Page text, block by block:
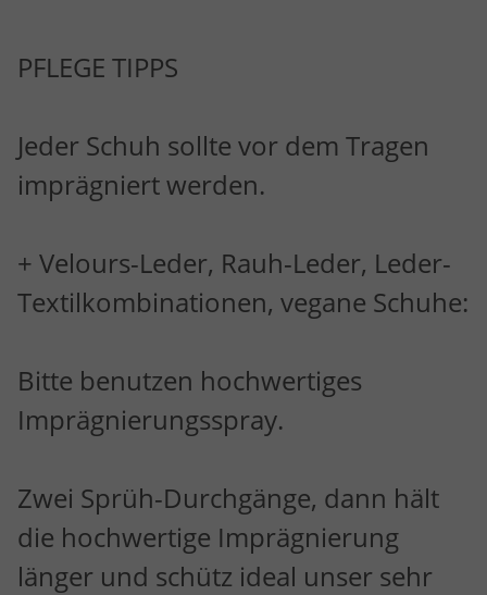
PFLEGE TIPPS
Jeder Schuh sollte vor dem Tragen
imprägniert werden.
+ Velours-Leder, Rauh-Leder, Leder-
Textilkombinationen, vegane Schuhe:
Bitte benutzen hochwertiges
Imprägnierungsspray.
Zwei Sprüh-Durchgänge, dann hält
die hochwertige Imprägnierung
länger und schütz ideal unser sehr